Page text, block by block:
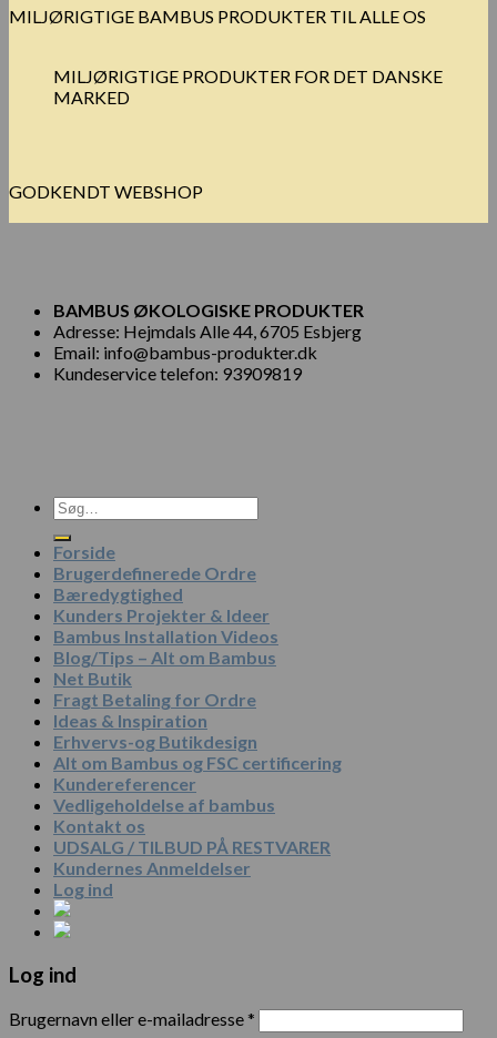
MILJØRIGTIGE BAMBUS PRODUKTER TIL ALLE OS
MILJØRIGTIGE PRODUKTER FOR DET DANSKE
MARKED
GODKENDT WEBSHOP
BAMBUS ØKOLOGISKE PRODUKTER
Adresse: Hejmdals Alle 44, 6705 Esbjerg
Email: info@bambus-produkter.dk
Kundeservice telefon: 93909819
Søg
efter:
Forside
Brugerdefinerede Ordre
Bæredygtighed
Kunders Projekter & Ideer
Bambus Installation Videos
Blog/Tips – Alt om Bambus
Net Butik
Fragt Betaling for Ordre
Ideas & Inspiration
Erhvervs-og Butikdesign
Alt om Bambus og FSC certificering
Kundereferencer
Vedligeholdelse af bambus
Kontakt os
UDSALG / TILBUD PÅ RESTVARER
Kundernes Anmeldelser
Log ind
Log ind
Brugernavn eller e-mailadresse*